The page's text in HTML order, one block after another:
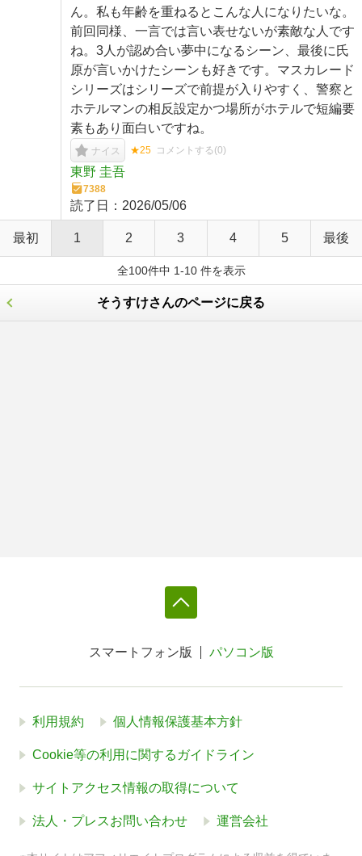
ん。私も年齢を重ねるとこんな人になりたいな。
前回同様、一言では言い表せないが素敵な人です
ね。3人が認め合い夢中になるシーン、最後に氏
原が言いかけたシーンも好きです。マスカレード
シリーズはシリーズで前提が入りやすく、警察と
ホテルマンの相反設定かつ場所がホテルで短編要
素もあり面白いですね。
ナイス ★25 コメントする(0)
東野 圭吾
7388
読了日： 2026/05/06
最初 1 2 3 4 5 最後
全100件中 1-10 件を表示
そうすけさんのページに戻る
スマートフォン版 パソコン版
利用規約 個人情報保護基本方針
Cookie等の利用に関するガイドライン
サイトアクセス情報の取得について
法人・プレスお問い合わせ 運営会社